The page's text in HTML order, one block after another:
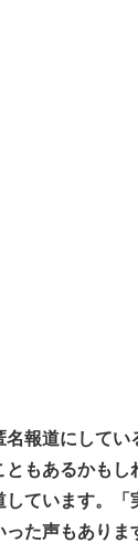
報道にしてい
もあるかもし
ています。「
た声もありま